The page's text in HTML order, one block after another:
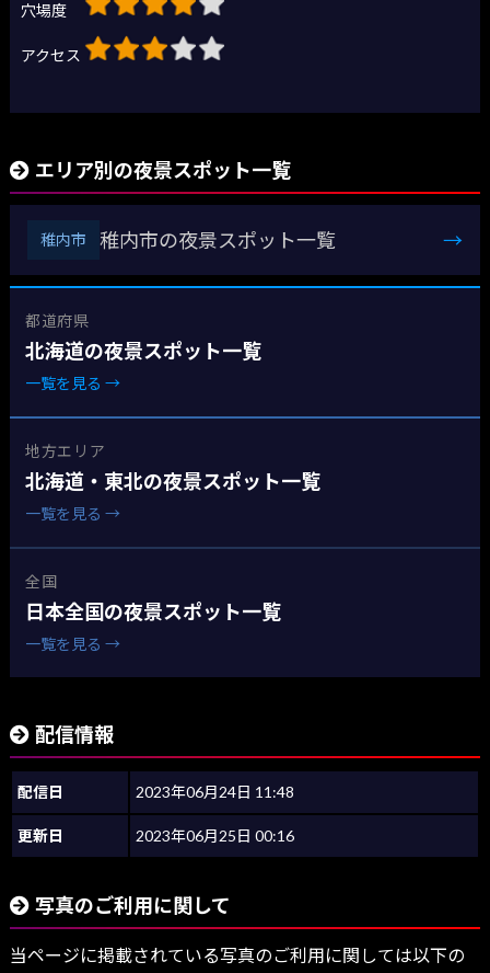
穴場度
アクセス
エリア別の夜景スポット一覧
稚内市 稚内市の夜景スポット一覧 →
都道府県
北海道の夜景スポット一覧
一覧を見る →
地方エリア
北海道・東北の夜景スポット一覧
一覧を見る →
全国
日本全国の夜景スポット一覧
一覧を見る →
配信情報
配信日 2023年06月24日 11:48
更新日 2023年06月25日 00:16
写真のご利用に関して
当ページに掲載されている写真のご利用に関しては以下の